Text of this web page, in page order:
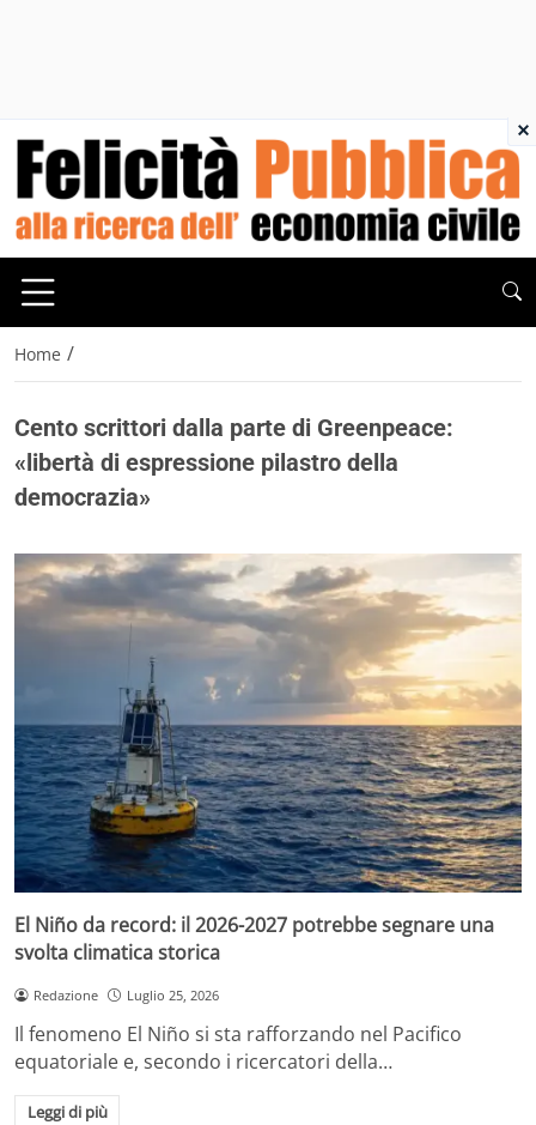
Home /
Cento scrittori dalla parte di Greenpeace:
«libertà di espressione pilastro della
democrazia»
El Niño da record: il 2026-2027 potrebbe segnare una
svolta climatica storica
Redazione Luglio 25, 2026
Il fenomeno El Niño si sta rafforzando nel Pacifico
equatoriale e, secondo i ricercatori della…
Leggi di più
×